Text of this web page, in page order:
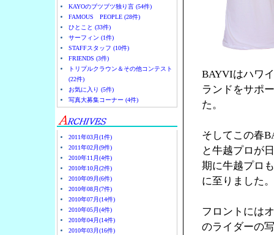
KAYOのブツブツ独り言 (54件)
FAMOUS PEOPLE (28件)
ひとこと (33件)
サーフィン (1件)
STAFFスタッフ (10件)
FRIENDS (3件)
トリプルクラウン＆その他コンテスト
(22件)
お気に入り (5件)
写真大募集コーナー (4件)
2011年03月(1件)
2011年02月(9件)
2010年11月(4件)
2010年10月(2件)
2010年09月(6件)
2010年08月(7件)
2010年07月(14件)
2010年05月(4件)
2010年04月(14件)
2010年03月(16件)
BAYVIはハワ
ランドをサポ
た。
そしてこの春
と牛越プロが
期に牛越プロ
に至りました。
フロントには
のライダーの